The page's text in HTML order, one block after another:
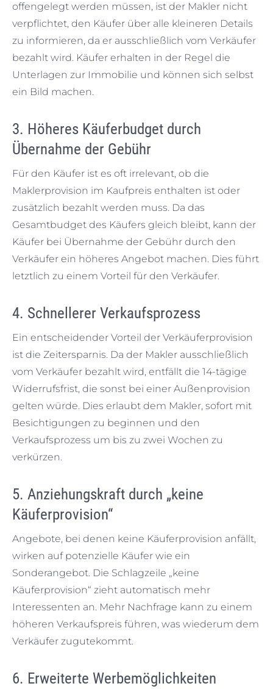
offengelegt werden müssen, ist der Makler nicht
verpflichtet, den Käufer über alle kleineren Details
zu informieren, da er ausschließlich vom Verkäufer
bezahlt wird. Käufer erhalten in der Regel die
Unterlagen zur Immobilie und können sich selbst
ein Bild machen.
3. Höheres Käuferbudget durch
Übernahme der Gebühr
Für den Käufer ist es oft irrelevant, ob die
Maklerprovision im Kaufpreis enthalten ist oder
zusätzlich bezahlt werden muss. Da das
Gesamtbudget des Käufers gleich bleibt, kann der
Käufer bei Übernahme der Gebühr durch den
Verkäufer ein höheres Angebot machen. Dies führt
letztlich zu einem Vorteil für den Verkäufer.
4. Schnellerer Verkaufsprozess
Ein entscheidender Vorteil der Verkäuferprovision
ist die Zeitersparnis. Da der Makler ausschließlich
vom Verkäufer bezahlt wird, entfällt die 14-tägige
Widerrufsfrist, die sonst bei einer Außenprovision
gelten würde. Dies erlaubt dem Makler, sofort mit
Besichtigungen zu beginnen und den
Verkaufsprozess um bis zu zwei Wochen zu
verkürzen.
5. Anziehungskraft durch „keine
Käuferprovision“
Angebote, bei denen keine Käuferprovision anfällt,
wirken auf potenzielle Käufer wie ein
Sonderangebot. Die Schlagzeile „keine
Käuferprovision“ zieht automatisch mehr
Interessenten an. Mehr Nachfrage kann zu einem
höheren Verkaufspreis führen, was wiederum dem
Verkäufer zugutekommt.
6. Erweiterte Werbemöglichkeiten